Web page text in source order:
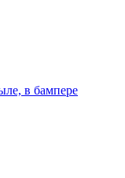
в бампере